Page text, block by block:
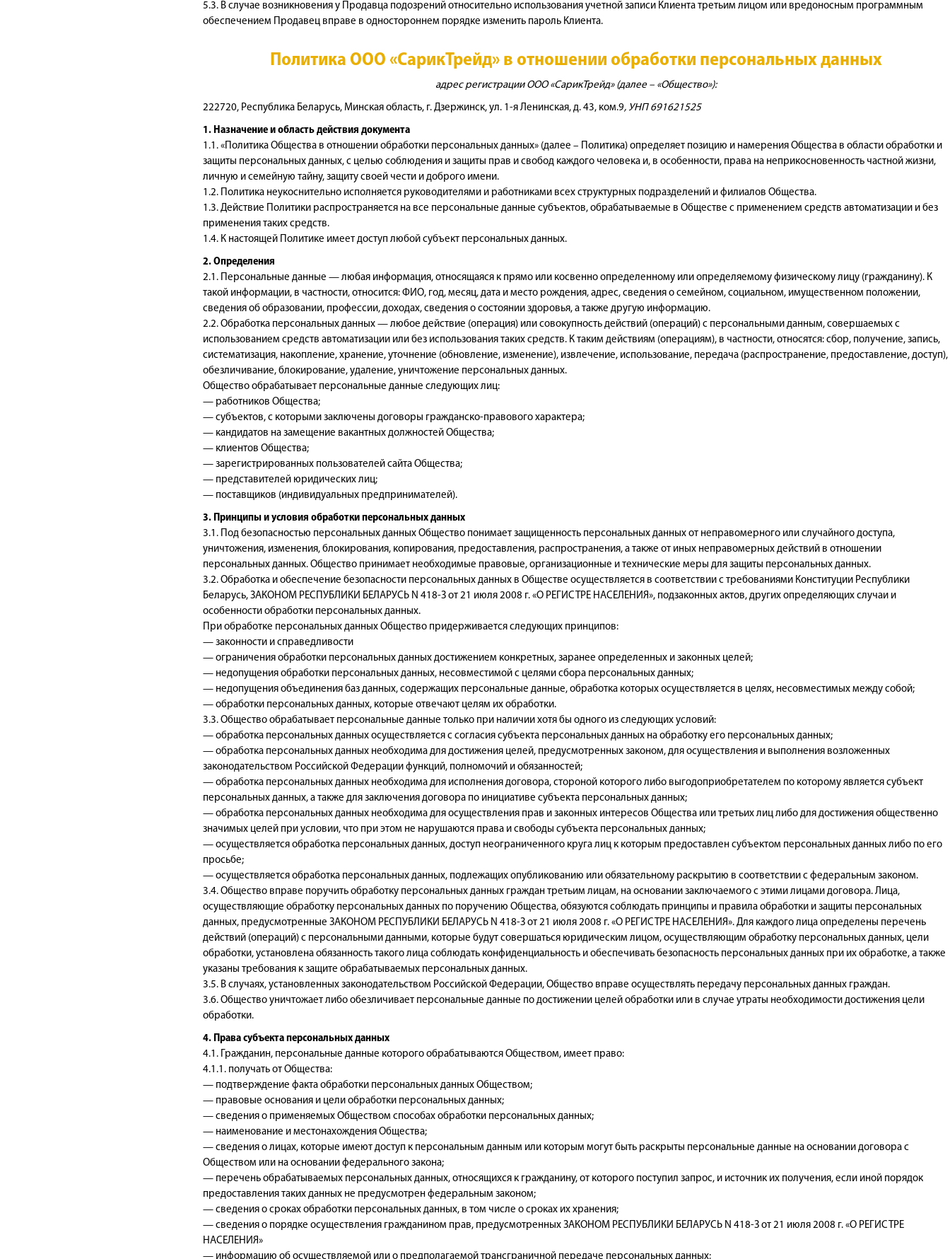
5.3. В случае возникновения у Продавца подозрений относительно использования учетной записи Клиента третьим лицом или вредоносным программным
обеспечением Продавец вправе в одностороннем порядке изменить пароль Клиента.
Политика ООО «СарикТрейд» в отношении обработки персональных данных
адрес регистрации ООО «СарикТрейд» (далее – «Общество»):
222720, Республика Беларусь, Минская область, г. Дзержинск, ул. 1-я Ленинская, д. 43, ком.9, УНП 691621525
1. Назначение и область действия документа
1.1. «Политика Общества в отношении обработки персональных данных» (далее – Политика) определяет позицию и намерения Общества в области обработки и
защиты персональных данных, с целью соблюдения и защиты прав и свобод каждого человека и, в особенности, права на неприкосновенность частной жизни,
личную и семейную тайну, защиту своей чести и доброго имени.
1.2. Политика неукоснительно исполняется руководителями и работниками всех структурных подразделений и филиалов Общества.
1.3. Действие Политики распространяется на все персональные данные субъектов, обрабатываемые в Обществе с применением средств автоматизации и без
применения таких средств.
1.4. К настоящей Политике имеет доступ любой субъект персональных данных.
2. Определения
2.1. Персональные данные — любая информация, относящаяся к прямо или косвенно определенному или определяемому физическому лицу (гражданину). К
такой информации, в частности, относится: ФИО, год, месяц, дата и место рождения, адрес, сведения о семейном, социальном, имущественном положении,
сведения об образовании, профессии, доходах, сведения о состоянии здоровья, а также другую информацию.
2.2. Обработка персональных данных — любое действие (операция) или совокупность действий (операций) с персональными данным, совершаемых с
использованием средств автоматизации или без использования таких средств. К таким действиям (операциям), в частности, относятся: сбор, получение, запись,
систематизация, накопление, хранение, уточнение (обновление, изменение), извлечение, использование, передача (распространение, предоставление, доступ),
обезличивание, блокирование, удаление, уничтожение персональных данных.
Общество обрабатывает персональные данные следующих лиц:
— работников Общества;
— субъектов, с которыми заключены договоры гражданско-правового характера;
— кандидатов на замещение вакантных должностей Общества;
— клиентов Общества;
— зарегистрированных пользователей сайта Общества;
— представителей юридических лиц;
— поставщиков (индивидуальных предпринимателей).
3. Принципы и условия обработки персональных данных
3.1. Под безопасностью персональных данных Общество понимает защищенность персональных данных от неправомерного или случайного доступа,
уничтожения, изменения, блокирования, копирования, предоставления, распространения, а также от иных неправомерных действий в отношении
персональных данных. Общество принимает необходимые правовые, организационные и технические меры для защиты персональных данных.
3.2. Обработка и обеспечение безопасности персональных данных в Обществе осуществляется в соответствии с требованиями Конституции Республики
Беларусь, ЗАКОНОМ РЕСПУБЛИКИ БЕЛАРУСЬ N 418-З от 21 июля 2008 г. «О РЕГИСТРЕ НАСЕЛЕНИЯ», подзаконных актов, других определяющих случаи и
особенности обработки персональных данных.
При обработке персональных данных Общество придерживается следующих принципов:
— законности и справедливости
— ограничения обработки персональных данных достижением конкретных, заранее определенных и законных целей;
— недопущения обработки персональных данных, несовместимой с целями сбора персональных данных;
— недопущения объединения баз данных, содержащих персональные данные, обработка которых осуществляется в целях, несовместимых между собой;
— обработки персональных данных, которые отвечают целям их обработки.
3.3. Общество обрабатывает персональные данные только при наличии хотя бы одного из следующих условий:
— обработка персональных данных осуществляется с согласия субъекта персональных данных на обработку его персональных данных;
— обработка персональных данных необходима для достижения целей, предусмотренных законом, для осуществления и выполнения возложенных
законодательством Российской Федерации функций, полномочий и обязанностей;
— обработка персональных данных необходима для исполнения договора, стороной которого либо выгодоприобретателем по которому является субъект
персональных данных, а также для заключения договора по инициативе субъекта персональных данных;
— обработка персональных данных необходима для осуществления прав и законных интересов Общества или третьих лиц либо для достижения общественно
значимых целей при условии, что при этом не нарушаются права и свободы субъекта персональных данных;
— осуществляется обработка персональных данных, доступ неограниченного круга лиц к которым предоставлен субъектом персональных данных либо по его
просьбе;
— осуществляется обработка персональных данных, подлежащих опубликованию или обязательному раскрытию в соответствии с федеральным законом.
3.4. Общество вправе поручить обработку персональных данных граждан третьим лицам, на основании заключаемого с этими лицами договора. Лица,
осуществляющие обработку персональных данных по поручению Общества, обязуются соблюдать принципы и правила обработки и защиты персональных
данных, предусмотренные ЗАКОНОМ РЕСПУБЛИКИ БЕЛАРУСЬ N 418-З от 21 июля 2008 г. «О РЕГИСТРЕ НАСЕЛЕНИЯ». Для каждого лица определены перечень
действий (операций) с персональными данными, которые будут совершаться юридическим лицом, осуществляющим обработку персональных данных, цели
обработки, установлена обязанность такого лица соблюдать конфиденциальность и обеспечивать безопасность персональных данных при их обработке, а также
указаны требования к защите обрабатываемых персональных данных.
3.5. В случаях, установленных законодательством Российской Федерации, Общество вправе осуществлять передачу персональных данных граждан.
3.6. Общество уничтожает либо обезличивает персональные данные по достижении целей обработки или в случае утраты необходимости достижения цели
обработки.
4. Права субъекта персональных данных
4.1. Гражданин, персональные данные которого обрабатываются Обществом, имеет право:
4.1.1. получать от Общества:
— подтверждение факта обработки персональных данных Обществом;
— правовые основания и цели обработки персональных данных;
— сведения о применяемых Обществом способах обработки персональных данных;
— наименование и местонахождения Общества;
— сведения о лицах, которые имеют доступ к персональным данным или которым могут быть раскрыты персональные данные на основании договора с
Обществом или на основании федерального закона;
— перечень обрабатываемых персональных данных, относящихся к гражданину, от которого поступил запрос, и источник их получения, если иной порядок
предоставления таких данных не предусмотрен федеральным законом;
— сведения о сроках обработки персональных данных, в том числе о сроках их хранения;
— сведения о порядке осуществления гражданином прав, предусмотренных ЗАКОНОМ РЕСПУБЛИКИ БЕЛАРУСЬ N 418-З от 21 июля 2008 г. «О РЕГИСТРЕ
НАСЕЛЕНИЯ»
— информацию об осуществляемой или о предполагаемой трансграничной передаче персональных данных;